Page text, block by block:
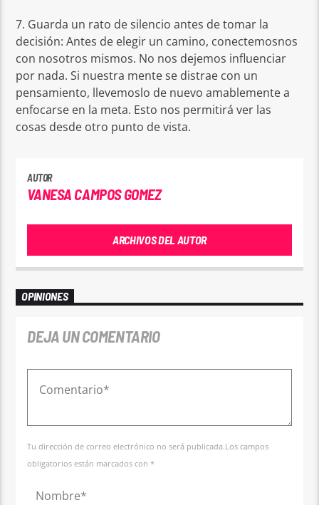
7. Guarda un rato de silencio antes de tomar la
decisión: Antes de elegir un camino, conectemosnos
con nosotros mismos. No nos dejemos influenciar
por nada. Si nuestra mente se distrae con un
pensamiento, llevemoslo de nuevo amablemente a
enfocarse en la meta. Esto nos permitirá ver las
cosas desde otro punto de vista.
AUTOR
VANESA CAMPOS GOMEZ
ARCHIVOS DEL AUTOR
OPINIONES
DEJA UN COMENTARIO
Tu dirección de correo electrónico no será publicada.Los campos
obligatorios están marcados con *